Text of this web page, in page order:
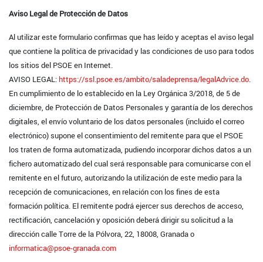
Aviso Legal de Protección de Datos
Al utilizar este formulario confirmas que has leído y aceptas el aviso legal
que contiene la política de privacidad y las condiciones de uso para todos
los sitios del PSOE en Internet.
AVISO LEGAL: https://ssl.psoe.es/ambito/saladeprensa/legalAdvice.do
En cumplimiento de lo establecido en la Ley Orgánica 3/2018, de 5 de
diciembre, de Protección de Datos Personales y garantía de los derechos
digitales, el envío voluntario de los datos personales (incluido el correo
electrónico) supone el consentimiento del remitente para que el PSOE
los traten de forma automatizada, pudiendo incorporar dichos datos a un
fichero automatizado del cual será responsable para comunicarse con el
remitente en el futuro, autorizando la utilización de este medio para la
recepción de comunicaciones, en relación con los fines de esta
formación política. El remitente podrá ejercer sus derechos de acceso,
rectificación, cancelación y oposición deberá dirigir su solicitud a la
dirección calle Torre de la Pólvora, 22, 18008, Granada o
informatica@psoe-granada.com